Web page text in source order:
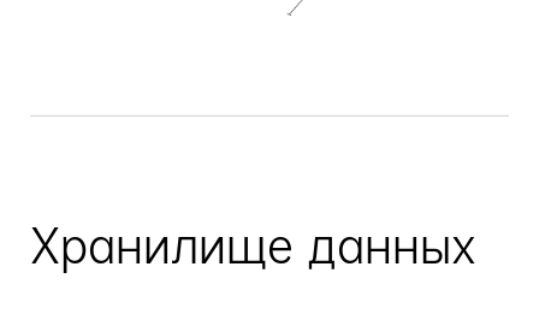
Хранилище данных